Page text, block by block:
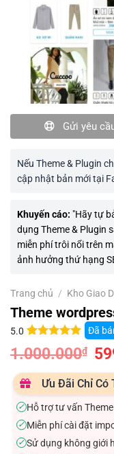
Gửi yêu
Nếu Theme & Plugin
cập nhật bản mới tại
Khuyến cáo: "Hãy tự
dụng Theme & Plugin
miễn phí trôi nổi trên
ảnh hưởng thứ hạng
Trang chủ / Kho Giao
Theme
5.0
5.0 trên 5
dựa trên
12
Đã
1.000.000₫
Giá
gốc
Ưu Đãi Chỉ Có
✓Hỗ trợ tư vấn
✓Miễn phí cài đặt
✓Sử dụng không giới